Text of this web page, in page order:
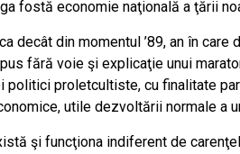
fostă economie naţională a ţării
din momentul ’89, an în
fără voie şi explicaţie unui
proletcultiste, cu finalitate
utile dezvoltării normale a
şi funcţiona indiferent de